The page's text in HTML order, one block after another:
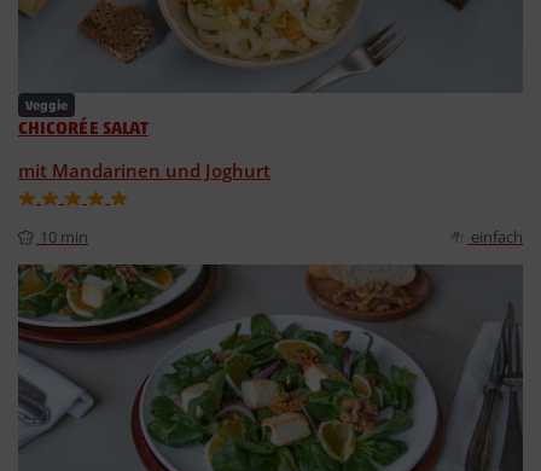
Veggie
CHICORÉE SALAT
mit Mandarinen und Joghurt
10 min einfach